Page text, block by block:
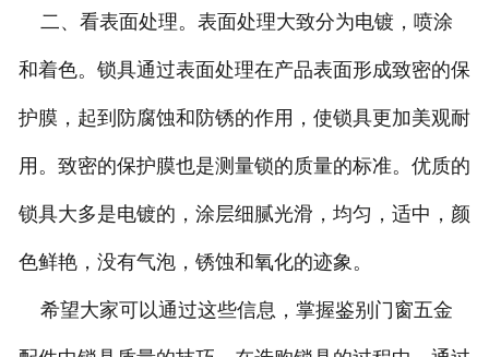
二、看表面处理。表面处理大致分为电镀，喷涂
和着色。锁具通过表面处理在产品表面形成致密的保
护膜，起到防腐蚀和防锈的作用，使锁具更加美观耐
用。致密的保护膜也是测量锁的质量的标准。优质的
锁具大多是电镀的，涂层细腻光滑，均匀，适中，颜
色鲜艳，没有气泡，锈蚀和氧化的迹象。
希望大家可以通过这些信息，掌握鉴别门窗五金